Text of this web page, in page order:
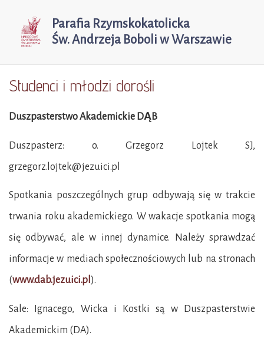
Parafia Rzymskokatolicka
Św. Andrzeja Boboli w Warszawie
Studenci i młodzi dorośli
Duszpasterstwo Akademickie DĄB
Duszpasterz: o. Grzegorz Lojtek SJ,
grzegorz.lojtek@jezuici.pl
Spotkania poszczególnych grup odbywają się w trakcie
trwania roku akademickiego. W wakacje spotkania mogą
się odbywać, ale w innej dynamice. Należy sprawdzać
informacje w mediach społecznościowych lub na stronach
(www.dab.jezuici.pl ).
Sale: Ignacego, Wicka i Kostki są w Duszpasterstwie
Akademickim (DA).